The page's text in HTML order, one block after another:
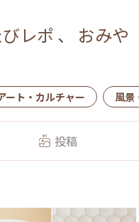
レポ 、 おみや
ート・カルチャー 風景
投稿